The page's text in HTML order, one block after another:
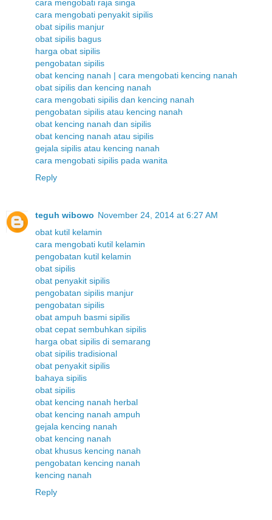
cara mengobati raja singa
cara mengobati penyakit sipilis
obat sipilis manjur
obat sipilis bagus
harga obat sipilis
pengobatan sipilis
obat kencing nanah | cara mengobati kencing nanah
obat sipilis dan kencing nanah
cara mengobati sipilis dan kencing nanah
pengobatan sipilis atau kencing nanah
obat kencing nanah dan sipilis
obat kencing nanah atau sipilis
gejala sipilis atau kencing nanah
cara mengobati sipilis pada wanita
Reply
teguh wibowo November 24, 2014 at 6:27 AM
obat kutil kelamin
cara mengobati kutil kelamin
pengobatan kutil kelamin
obat sipilis
obat penyakit sipilis
pengobatan sipilis manjur
pengobatan sipilis
obat ampuh basmi sipilis
obat cepat sembuhkan sipilis
harga obat sipilis di semarang
obat sipilis tradisional
obat penyakit sipilis
bahaya sipilis
obat sipilis
obat kencing nanah herbal
obat kencing nanah ampuh
gejala kencing nanah
obat kencing nanah
obat khusus kencing nanah
pengobatan kencing nanah
kencing nanah
Reply